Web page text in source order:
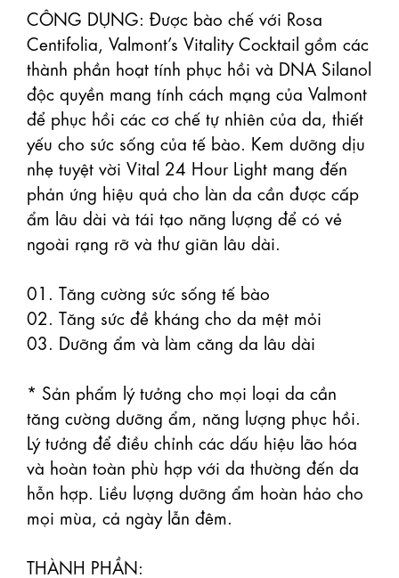
CÔNG DỤNG: Được bào chế với Rosa
Centifolia, Valmont’s Vitality Cocktail gồm các
thành phần hoạt tính phục hồi và DNA Silanol
độc quyền mang tính cách mạng của Valmont
để phục hồi các cơ chế tự nhiên của da, thiết
yếu cho sức sống của tế bào. Kem dưỡng dịu
nhẹ tuyệt vời Vital 24 Hour Light mang đến
phản ứng hiệu quả cho làn da cần được cấp
ẩm lâu dài và tái tạo năng lượng để có vẻ
ngoài rạng rỡ và thư giãn lâu dài.
01. Tăng cường sức sống tế bào
02. Tăng sức đề kháng cho da mệt mỏi
03. Dưỡng ẩm và làm căng da lâu dài
* Sản phẩm lý tưởng cho mọi loại da cần
tăng cường dưỡng ẩm, năng lượng phục hồi.
Lý tưởng để điều chỉnh các dấu hiệu lão hóa
và hoàn toàn phù hợp với da thường đến da
hỗn hợp. Liều lượng dưỡng ẩm hoàn hảo cho
mọi mùa, cả ngày lẫn đêm.
THÀNH PHẦN: